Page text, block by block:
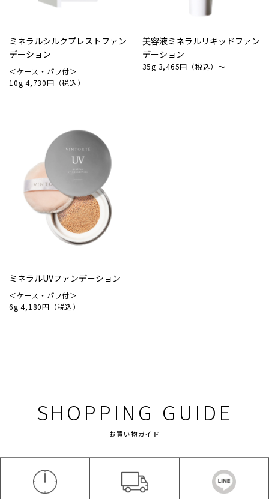
ミネラルシルクプレストファン
デーション
＜ケース・パフ付＞
10g 4,730円（税込）
美容液ミネラルリキッドファン
デーション
35g 3,465円（税込）～
ミネラルUVファンデーション
＜ケース・パフ付＞
6g 4,180円（税込）
SHOPPING GUIDE
お買い物ガイド